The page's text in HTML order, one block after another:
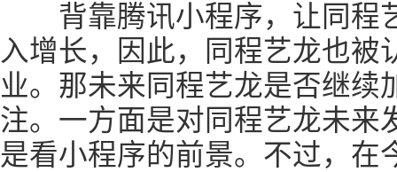
背靠腾讯小程序，让同程
入增长，因此，同程艺龙也被
业。那未来同程艺龙是否继续
注。一方面是对同程艺龙未来
是看小程序的前景。不过，在